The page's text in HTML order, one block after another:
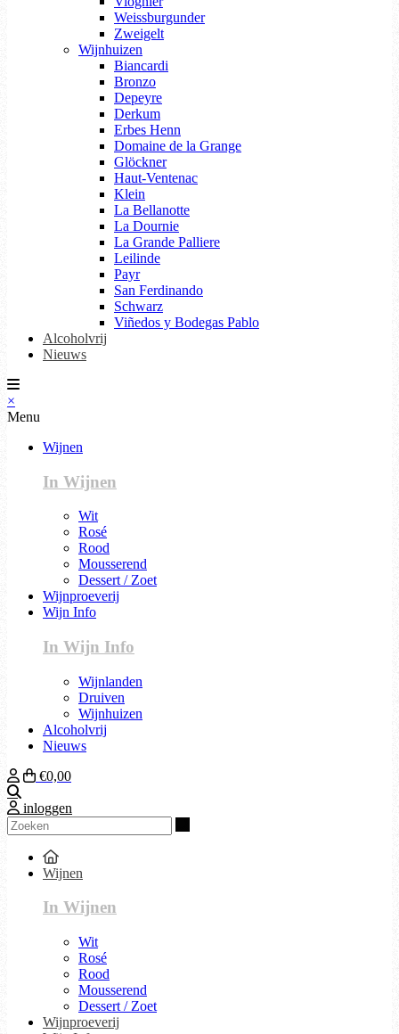
Weissburgunder
Zweigelt
Wijnhuizen
Biancardi
Bronzo
Depeyre
Derkum
Erbes Henn
Domaine de la Grange
Glöckner
Haut-Ventenac
Klein
La Bellanotte
La Dournie
La Grande Palliere
Leilinde
Payr
San Ferdinando
Schwarz
Viñedos y Bodegas Pablo
Alcoholvrij
Nieuws
×
Menu
Wijnen
In Wijnen
Wit
Rosé
Rood
Mousserend
Dessert / Zoet
Wijnproeverij
Wijn Info
In Wijn Info
Wijnlanden
Druiven
Wijnhuizen
Alcoholvrij
Nieuws
€0,00
inloggen
Wijnen
In Wijnen
Wit
Rosé
Rood
Mousserend
Dessert / Zoet
Wijnproeverij